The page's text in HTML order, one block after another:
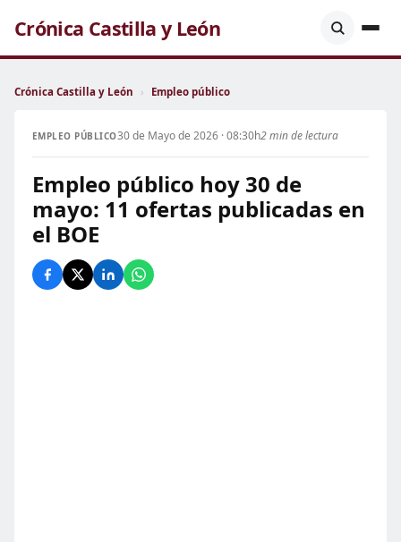
Crónica Castilla y León
Crónica Castilla y León › Empleo público
EMPLEO PÚBLICO30 de Mayo de 2026 · 08:30h2 min de lectura
Empleo público hoy 30 de
mayo: 11 ofertas publicadas en
el BOE